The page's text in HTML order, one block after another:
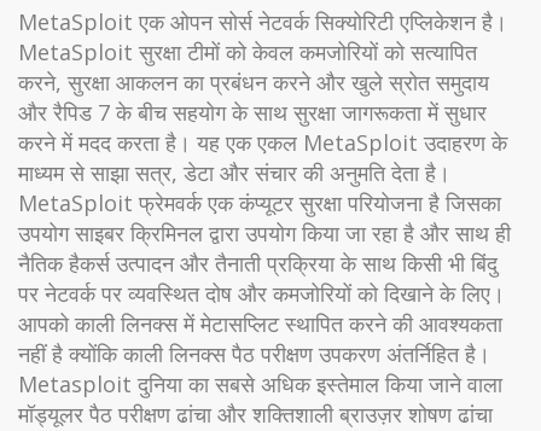
MetaSploit एक ओपन सोर्स नेटवर्क सिक्योरिटी एप्लिकेशन है।
MetaSploit सुरक्षा टीमों को केवल कमजोरियों को सत्यापित
करने, सुरक्षा आकलन का प्रबंधन करने और खुले स्रोत समुदाय
और रैपिड 7 के बीच सहयोग के साथ सुरक्षा जागरूकता में सुधार
करने में मदद करता है। यह एक एकल MetaSploit उदाहरण के
माध्यम से साझा सत्र, डेटा और संचार की अनुमति देता है।
MetaSploit फ्रेमवर्क एक कंप्यूटर सुरक्षा परियोजना है जिसका
उपयोग साइबर क्रिमिनल द्वारा उपयोग किया जा रहा है और साथ ही
नैतिक हैकर्स उत्पादन और तैनाती प्रक्रिया के साथ किसी भी बिंदु
पर नेटवर्क पर व्यवस्थित दोष और कमजोरियों को दिखाने के लिए।
आपको काली लिनक्स में मेटासप्लिट स्थापित करने की आवश्यकता
नहीं है क्योंकि काली लिनक्स पैठ परीक्षण उपकरण अंतर्निहित है।
Metasploit दुनिया का सबसे अधिक इस्तेमाल किया जाने वाला
मॉड्यूलर पैठ परीक्षण ढांचा और शक्तिशाली ब्राउज़र शोषण ढांचा